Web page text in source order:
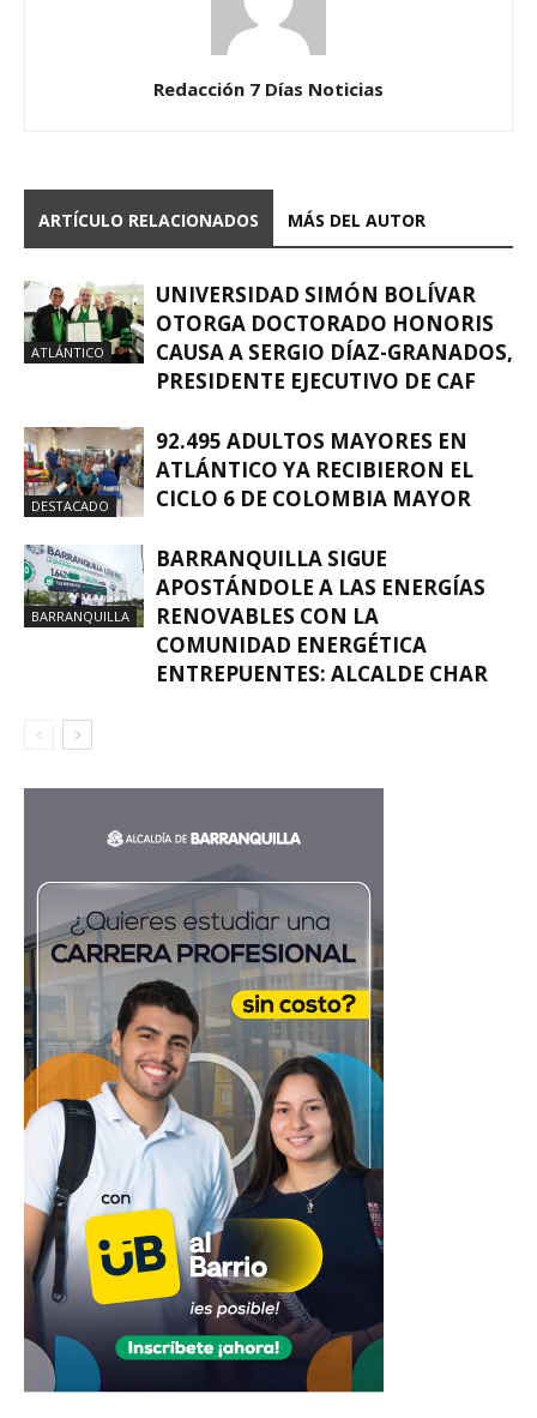
Redacción 7 Días Noticias
ARTÍCULO RELACIONADOS MÁS DEL AUTOR
ATLÁNTICO
UNIVERSIDAD SIMÓN BOLÍVAR
OTORGA DOCTORADO HONORIS
CAUSA A SERGIO DÍAZ-GRANADOS,
PRESIDENTE EJECUTIVO DE CAF
DESTACADO
92.495 ADULTOS MAYORES EN
ATLÁNTICO YA RECIBIERON EL
CICLO 6 DE COLOMBIA MAYOR
BARRANQUILLA
BARRANQUILLA SIGUE
APOSTÁNDOLE A LAS ENERGÍAS
RENOVABLES CON LA
COMUNIDAD ENERGÉTICA
ENTREPUENTES: ALCALDE CHAR